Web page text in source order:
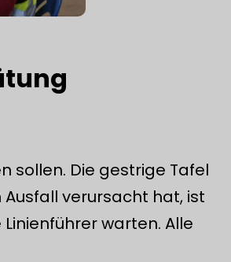
sollen. Die gestrige Tafel
verursacht hat, ist
warten. Alle